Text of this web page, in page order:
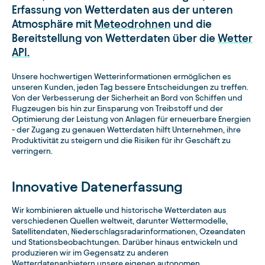
Erfassung von Wetterdaten aus der unteren
Atmosphäre mit Meteodrohnen und die
Bereitstellung von Wetterdaten über die Wetter
API.
Unsere hochwertigen Wetterinformationen ermöglichen es
unseren Kunden, jeden Tag bessere Entscheidungen zu treffen.
Von der Verbesserung der Sicherheit an Bord von Schiffen und
Flugzeugen bis hin zur Einsparung von Treibstoff und der
Optimierung der Leistung von Anlagen für erneuerbare Energien
- der Zugang zu genauen Wetterdaten hilft Unternehmen, ihre
Produktivität zu steigern und die Risiken für ihr Geschäft zu
verringern.
Innovative Datenerfassung
Wir kombinieren aktuelle und historische Wetterdaten aus
verschiedenen Quellen weltweit, darunter Wettermodelle,
Satellitendaten, Niederschlagsradarinformationen, Ozeandaten
und Stationsbeobachtungen. Darüber hinaus entwickeln und
produzieren wir im Gegensatz zu anderen